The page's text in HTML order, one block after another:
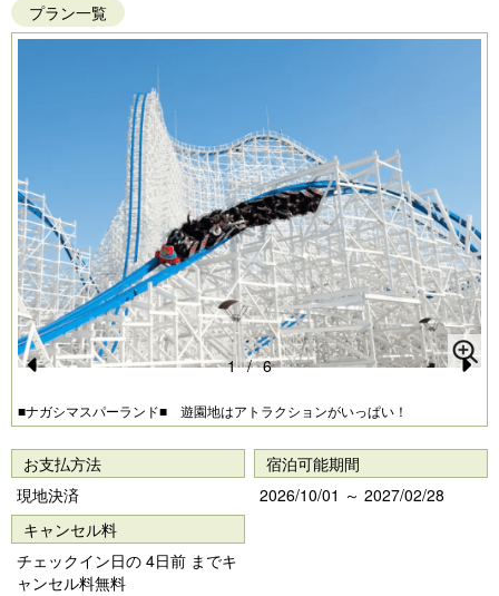
プラン一覧
e
vi
o
u
s
■ナガシマスパーランド■ 遊園地はアトラクションがいっぱい！
e
xt
1 / 6
お支払方法
現地決済
宿泊可能期間
2026/10/01 ～ 2027/02/28
キャンセル料
チェックイン日の 4日前 までキ
ャンセル料無料